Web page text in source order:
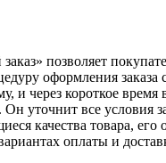
позволяет
оформления заказа
и через короткое время
уточнит все условия
качества товара, его
оплаты и